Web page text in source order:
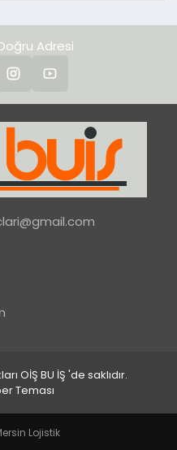
Adresi
OİŞ BU İŞ 'de saklıdır.
Teması
Lojistik